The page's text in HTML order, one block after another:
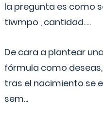
la pregunta es como
tiwmpo , cantidad.....
De cara a plantear
fórmula como
tras el nacimiento se
sem...